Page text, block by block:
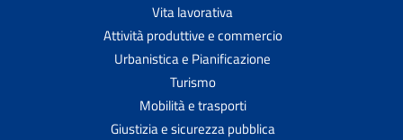
Vita lavorativa
Attività produttive e commercio
Urbanistica e Pianificazione
Turismo
Mobilità e trasporti
Giustizia e sicurezza pubblica